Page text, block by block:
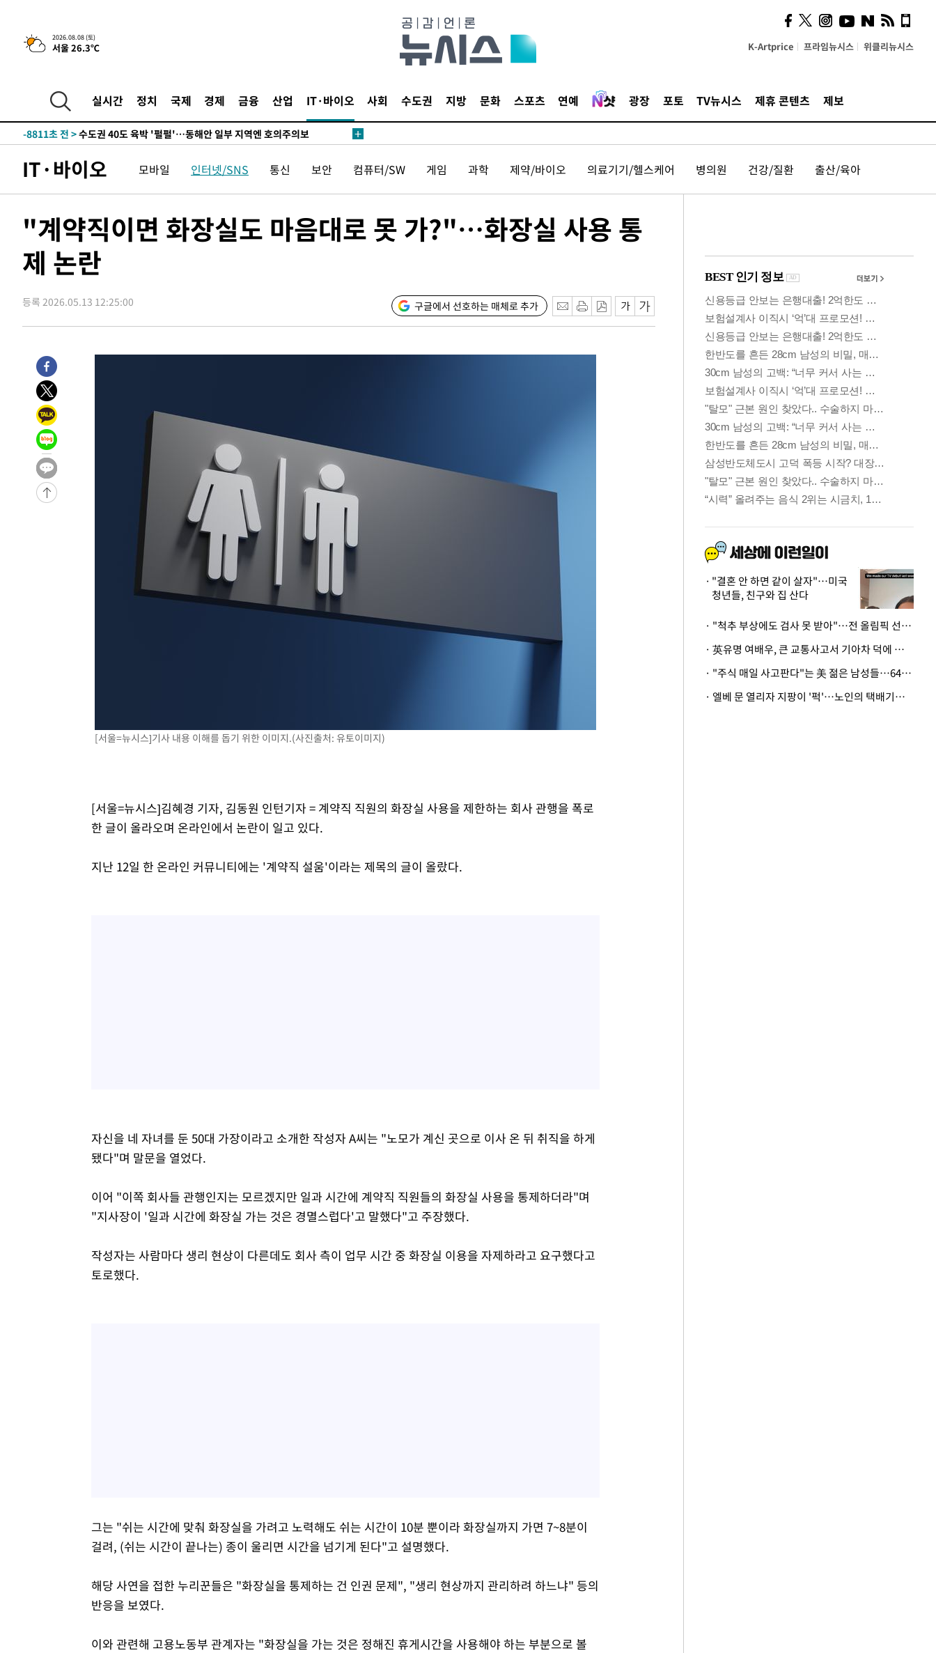
2026.08.08 (토)
서울 26.3℃ K-Artprice 프라임뉴시스 위클리뉴시스
실시간 정치 국제 경제 금융 산업 IT·바이오 사회 수도권 지방 문화 스포츠 연예 광장 포토 TV뉴시스 제휴 콘텐츠 제보
42.08%·宋 10.17%
-16050초 전 >이강인 "아틀레티코 이적 기뻐…등번호 7번 의미보단 팀 위해 뛸
것"
-15985초 전 >[속보]與 당대표 경선, 제주·인천 권리당원 투표 김민석 승리
-9029초 전 >
[속보]이강인 "감독님이 원하는 마음 느꼈고, 많은 트로피 원해 아틀
레티코 이적"
-8811초 전 >
-7780초 전 >온열질환 사망자 3명 늘어…누적 환자 3000명 돌파
36분 전 >백운산서 80년근 천종산삼 9뿌리 발견…감정가 1.3억원
1시간 전 >선재도서 해루질 나섰다 실종 60대, 닷새 만에 숨진 채 발견
2시간 전 >여수 오동도 해상서 모터보트 전복…1명 사망·1명 실종
3시간 전 >
극한폭염 한풀 꺾이지만…'낮 최고 35도' 무더위, 열대야 계속[다음주
날씨]
3시간 전 >축구협회 "압수수색·성접대 논란 사과…쇄신의 기회로 삼겠다"
7시간 전 >'최고 37도' 폭염 지속…강원동해안 최대 150㎜ 비
9시간 전 >[속보]뉴욕증시 상승 마감…S&P 0.6% 나스닥 1.3%↑
-17301초 전 >
한민수·김용 순
-17254초 전 >
청래 44.56%
-16536초 전 >
[속보]與 대표 경선 제주·인천 당원투표…金 47.75%·鄭
42.08%·宋 10.17%
-16070초 전 >
이강인 "아틀레티코 이적 기뻐…등번호 7번 의미보단 팀 위해 뛸
것"
-16005초 전 >
[속보]與 당대표 경선, 제주·인천 권리당원 투표 김민석 승리
-9779초 전 >
낮 최고 35도 '무더위'…동해안 시간당 30㎜ '강한 비'[내일날씨]
-9049초 전 >
[속보]이강인 "감독님이 원하는 마음 느꼈고, 많은 트로피 원해 아틀
레티코 이적"
-8831초 전 >
수도권 40도 육박 '펄펄'…동해안 일부 지역엔 호의주의보
온열질환 사망자 3명 늘어…누적 환자 3000명 돌파
강릉에 시간당 81.4㎜ 물폭탄…도로 잠기고 담벼락 붕괴
백운산서 80년근 천종산삼 9뿌리 발견…감정가 1.3억원
선재도서 해루질 나섰다 실종 60대, 닷새 만에 숨진 채 발견
남자 농구, 나고야 아시안게임서 '홈팀' 일본과 한일전
IT·바이오 모바일 인터넷/SNS 통신 보안 컴퓨터/SW 게임 과학 제약/바이오 의료기기/헬스케어 병의원 건강/질환 출산/육아
"계약직이면 화장실도 마음대로 못 가?"…화장실 사용 통
제 논란
등록 2026.05.13 12:25:00 구글에서 선호하는 매체로 추가
[서울=뉴시스]기사 내용 이해를 돕기 위한 이미지.(사진출처: 유토이미지)
[서울=뉴시스]김혜경 기자, 김동원 인턴기자 = 계약직 직원의 화장실 사용을 제한하는 회사 관행을 폭로
한 글이 올라오며 온라인에서 논란이 일고 있다.
지난 12일 한 온라인 커뮤니티에는 '계약직 설움'이라는 제목의 글이 올랐다.
자신을 네 자녀를 둔 50대 가장이라고 소개한 작성자 A씨는 "노모가 계신 곳으로 이사 온 뒤 취직을 하게
됐다"며 말문을 열었다.
이어 "이쪽 회사들 관행인지는 모르겠지만 일과 시간에 계약직 직원들의 화장실 사용을 통제하더라"며
"지사장이 '일과 시간에 화장실 가는 것은 경멸스럽다'고 말했다"고 주장했다.
작성자는 사람마다 생리 현상이 다른데도 회사 측이 업무 시간 중 화장실 이용을 자제하라고 요구했다고
토로했다.
그는 "쉬는 시간에 맞춰 화장실을 가려고 노력해도 쉬는 시간이 10분 뿐이라 화장실까지 가면 7~8분이
걸려, (쉬는 시간이 끝나는) 종이 울리면 시간을 넘기게 된다"고 설명했다.
해당 사연을 접한 누리꾼들은 "화장실을 통제하는 건 인권 문제", "생리 현상까지 관리하려 하느냐" 등의
반응을 보였다.
이와 관련해 고용노동부 관계자는 "화장실을 가는 것은 정해진 휴게시간을 사용해야 하는 부분으로 볼
사이 해답 찾았죠"…알을
깨고 나온 '초자아'
"결혼 안 하면 같이 살자"…미국
청년들, 친구와 집 산다
· "척추 부상에도 검사 못 받아"…전 올림픽 선수, 美봅슬레이협회 상대 소송
· 英유명 여배우, 큰 교통사고서 기아차 덕에 살았다
· "주식 매일 사고판다"는 美 젊은 남성들…64%가 "나는 인생의 패배자“
· 엘베 문 열리자 지팡이 '퍽'…노인의 택배기사 폭행 이유